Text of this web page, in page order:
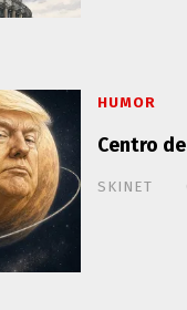
Centro
SKINET
HUMOR